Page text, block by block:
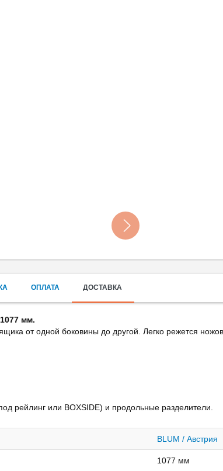
ОПЛАТА ДОСТАВКА
мм.
от одной боковины до другой. Легко режется
рейлинг или BOXSIDE) и продольные разделители.
BLUM / Австрия
1077 мм